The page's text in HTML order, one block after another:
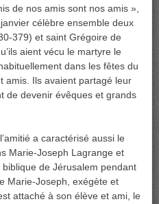
de nos amis sont nos amis »,
célèbre ensemble deux
379) et saint Grégoire de
aient vécu le martyre le
dans les fêtes du
amis. Ils avaient partagé leur
de devenir évêques et grands
a caractérisé aussi le
Marie-Joseph Lagrange et
biblique de Jérusalem pendant
Marie-Joseph, exégète et
attaché à son élève et ami, le